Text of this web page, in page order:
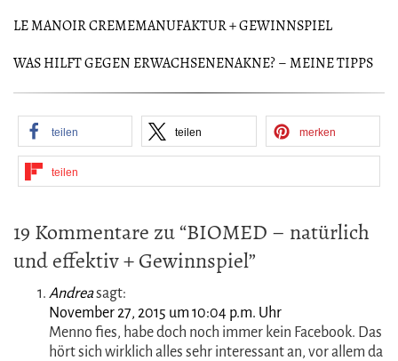
LE MANOIR CREMEMANUFAKTUR + GEWINNSPIEL
WAS HILFT GEGEN ERWACHSENENAKNE? – MEINE TIPPS
GEGEN AKNE